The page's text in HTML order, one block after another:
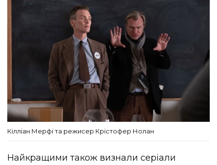
Кілліан Мерфі та режисер Крістофер Нолан
Найкращими також визнали серіали